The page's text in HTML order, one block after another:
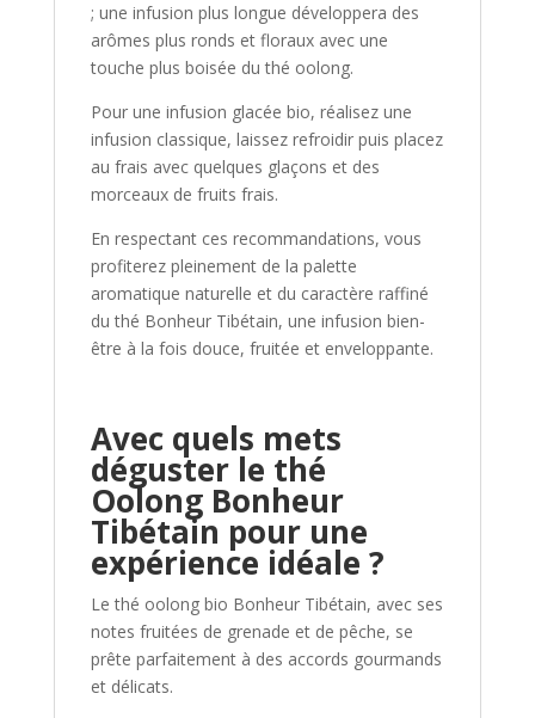
; une infusion plus longue développera des
arômes plus ronds et floraux avec une
touche plus boisée du thé oolong.
Pour une infusion glacée bio, réalisez une
infusion classique, laissez refroidir puis placez
au frais avec quelques glaçons et des
morceaux de fruits frais.
En respectant ces recommandations, vous
profiterez pleinement de la palette
aromatique naturelle et du caractère raffiné
du thé Bonheur Tibétain, une infusion bien-
être à la fois douce, fruitée et enveloppante.
Avec quels mets
déguster le thé
Oolong Bonheur
Tibétain pour une
expérience idéale ?
Le thé oolong bio Bonheur Tibétain, avec ses
notes fruitées de grenade et de pêche, se
prête parfaitement à des accords gourmands
et délicats.